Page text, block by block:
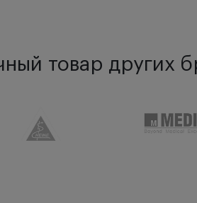
товар других